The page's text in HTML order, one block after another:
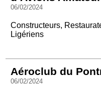
06/02/2024
Constructeurs,
Ligériens
Aéroclub du
06/02/2024